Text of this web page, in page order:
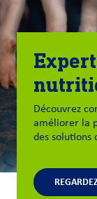
Découvrez
améliorer la
des solutions